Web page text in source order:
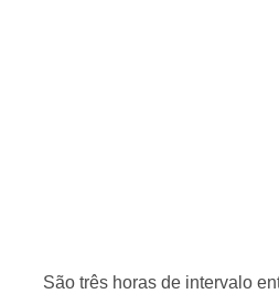
São três horas de intervalo